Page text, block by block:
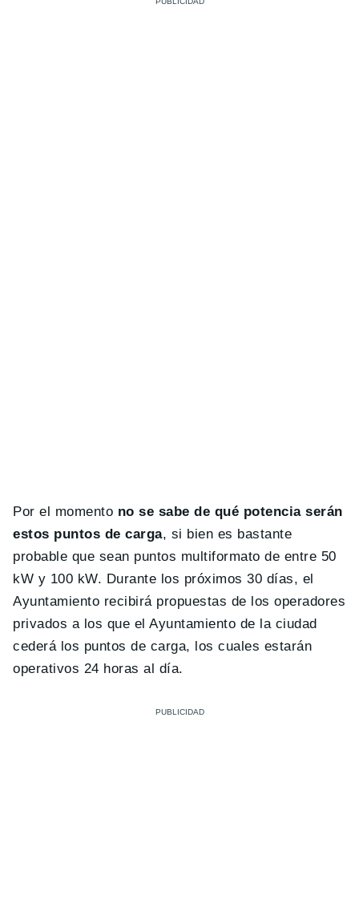
Por el momento no se sabe de qué potencia serán
estos puntos de carga, si bien es bastante
probable que sean puntos multiformato de entre 50
kW y 100 kW. Durante los próximos 30 días, el
Ayuntamiento recibirá propuestas de los operadores
privados a los que el Ayuntamiento de la ciudad
cederá los puntos de carga, los cuales estarán
operativos 24 horas al día.